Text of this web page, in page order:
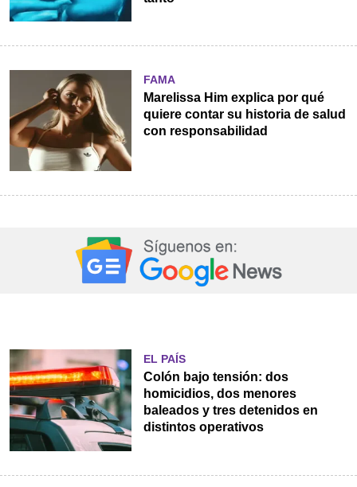
FAMA
Marelissa Him explica por qué
quiere contar su historia de salud
con responsabilidad
EL PAÍS
Colón bajo tensión: dos
homicidios, dos menores
baleados y tres detenidos en
distintos operativos